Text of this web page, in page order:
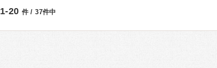
1-20 件 / 37件中